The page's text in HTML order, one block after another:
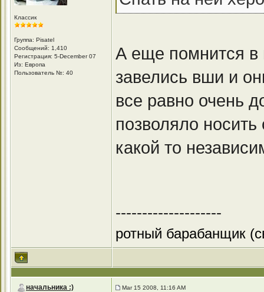
Классик
Группа: Pisatel
Сообщений: 1,410
Регистрация: 5-December 07
Из: Европа
Пользователь №: 40
А еще помнится в
завелись вши и
все равно очень
позволяло
какой то
--------------------
ротный барабанщик
начальника :) Mar 15 2008, 11:16 AM